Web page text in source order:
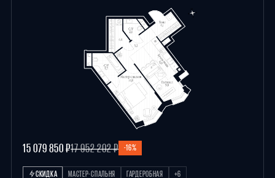
15 079 850 ₽17 952 202 ₽ -16%
СКИДКА МАСТЕР-СПАЛЬНЯ ГАРДЕРОБНАЯ +6